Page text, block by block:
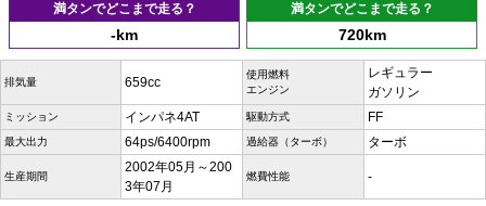
満タンでどこまで走る？
-km
満タンでどこまで走る？
720km
排気量 659cc
使用燃料
エンジン
レギュラー
ガソリン
ミッション インパネ4AT 駆動方式 FF
最大出力 64ps/6400rpm 過給器（ターボ） ターボ
生産期間
2002年05月～200
3年07月
燃費性能 -